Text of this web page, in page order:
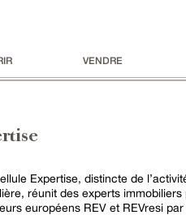
VENDRE
Expertise, distincte de
réunit des experts
européens REV et REVresi